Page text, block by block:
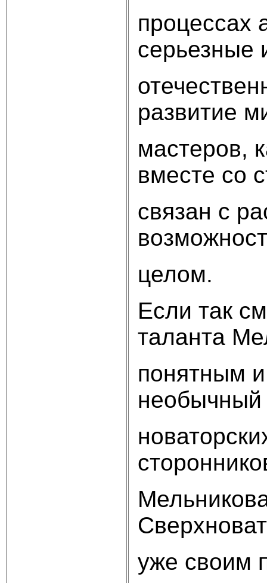
процессах
серьезные
развитие
мастеров,
вместе со
связан с
целом.
Если так
таланта
понятным
необычный
уже своим